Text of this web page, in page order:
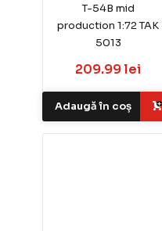
T-54B mid
production 1:72 TAK
5013
209.99 lei
Adaugă în coș